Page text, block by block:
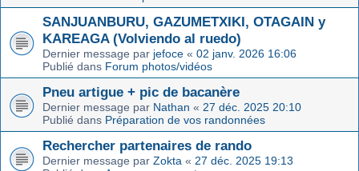
SANJUANBURU, GAZUMETXIKI, OTAGAIN y
KAREAGA (Volviendo al ruedo)
Dernier message par jefoce « 02 janv. 2026 16:06
Publié dans Forum photos/vidéos
Pneu artigue + pic de bacanère
Dernier message par Nathan « 27 déc. 2025 20:10
Publié dans Préparation de vos randonnées
Rechercher partenaires de rando
Dernier message par Zokta « 27 déc. 2025 19:13